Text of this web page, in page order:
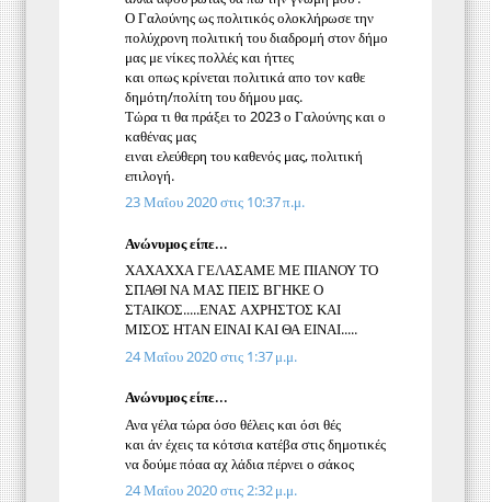
Ο Γαλούνης ως πολιτικός ολοκλήρωσε την
πολύχρονη πολιτική του διαδρομή στον δήμο
μας με νίκες πολλές και ήττες
και οπως κρίνεται πολιτικά απο τον καθε
δημότη/πολίτη του δήμου μας.
Τώρα τι θα πράξει το 2023 ο Γαλούνης και ο
καθένας μας
ειναι ελεύθερη του καθενός μας, πολιτική
επιλογή.
23 Μαΐου 2020 στις 10:37 π.μ.
Ανώνυμος είπε...
ΧΑΧΑΧΧΑ ΓΕΛΑΣΑΜΕ ΜΕ ΠΙΑΝΟΥ ΤΟ
ΣΠΑΘΙ ΝΑ ΜΑΣ ΠΕΙΣ ΒΓΗΚΕ Ο
ΣΤΑΙΚΟΣ.....ΕΝΑΣ ΑΧΡΗΣΤΟΣ ΚΑΙ
ΜΙΣΟΣ ΗΤΑΝ ΕΙΝΑΙ ΚΑΙ ΘΑ ΕΙΝΑΙ.....
24 Μαΐου 2020 στις 1:37 μ.μ.
Ανώνυμος είπε...
Ανα γέλα τώρα όσο θέλεις και όσι θές
και άν έχεις τα κότσια κατέβα στις δημοτικές
να δούμε πόαα αχ λάδια πέρνει ο σάκος
24 Μαΐου 2020 στις 2:32 μ.μ.